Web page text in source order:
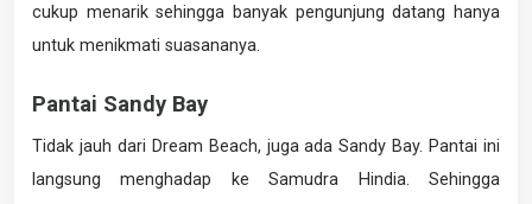
cukup menarik sehingga banyak pengunjung datang hanya
untuk menikmati suasananya.
Pantai Sandy Bay
Tidak jauh dari Dream Beach, juga ada Sandy Bay. Pantai ini
langsung menghadap ke Samudra Hindia. Sehingga